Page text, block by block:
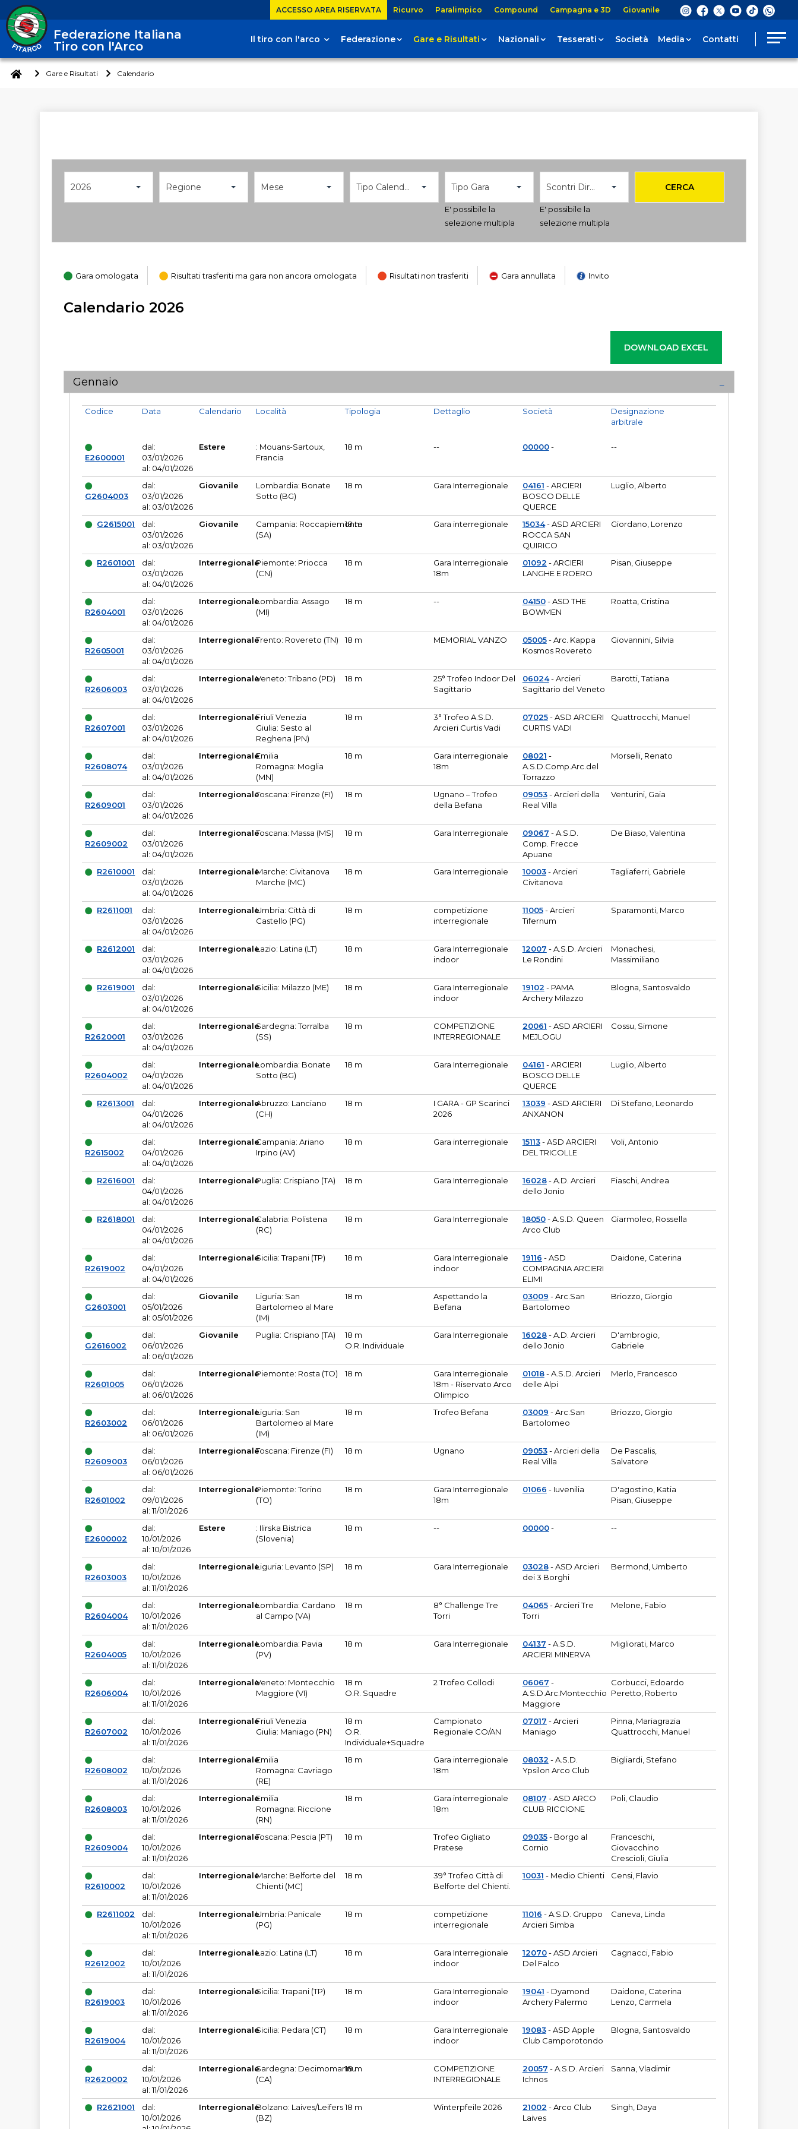
ACCESSO AREA RISERVATA Ricurvo Paralimpico Compound Campagna e 3D Giovanile
Federazione Italiana
Tiro con l'Arco
Il tiro con l'arco Federazione Gare e Risultati Nazionali Tesserati Società Media Contatti
Gare e Risultati Calendario
2026 Regione Mese Tipo Calendario Tipo Gara
E' possibile la
selezione multipla
Scontri Diretti
E' possibile la
selezione multipla
CERCA
Gara omologata Risultati trasferiti ma gara non ancora omologata Risultati non trasferiti Gara annullata Invito
Calendario 2026
Gennaio
Codice
E2600001
Data
dal:
03/01/2026
al: 04/01/2026
Calendario
Estere
Località
: Mouans-Sartoux,
Francia
Tipologia
18 m
Dettaglio
--
Società
00000-
Designazione
arbitrale
--
G2604003
dal:
03/01/2026
al: 03/01/2026
Giovanile
Lombardia: Bonate
Sotto (BG)
18 m Gara Interregionale 04161 - ARCIERI
BOSCO DELLE
QUERCE
Luglio, Alberto
G2615001
dal:
03/01/2026
al: 03/01/2026
Giovanile
Campania: Roccapiemonte
(SA)
18 m Gara interregionale 15034- ASD ARCIERI
ROCCA SAN
QUIRICO
Giordano, Lorenzo
R2601001
dal:
03/01/2026
al: 04/01/2026
InterregionalePiemonte: Priocca
(CN)
18 m
Gara Interregionale
18m
01092 - ARCIERI
LANGHE E ROERO
Pisan, Giuseppe
R2604001
dal:
03/01/2026
al: 04/01/2026
InterregionaleLombardia: Assago
(MI)
18 m -- 04150- ASD THE
BOWMEN
Roatta, Cristina
R2605001
dal:
03/01/2026
al: 04/01/2026
InterregionaleTrento: Rovereto (TN) 18 m MEMORIAL VANZO 05005- Arc. Kappa
Kosmos Rovereto
Giovannini, Silvia
R2606003
dal:
03/01/2026
al: 04/01/2026
InterregionaleVeneto: Tribano (PD) 18 m
25° Trofeo Indoor Del
Sagittario
06024- Arcieri
Sagittario del Veneto
Barotti, Tatiana
R2607001
dal:
03/01/2026
al: 04/01/2026
InterregionaleFriuli Venezia
Giulia: Sesto al
Reghena (PN)
18 m
3° Trofeo A.S.D.
Arcieri Curtis Vadi
07025- ASD ARCIERI
CURTIS VADI
Quattrocchi, Manuel
R2608074
dal:
03/01/2026
al: 04/01/2026
InterregionaleEmilia
Romagna: Moglia
(MN)
18 m
Gara interregionale
18m
08021 -
A.S.D.Comp.Arc.del
Torrazzo
Morselli, Renato
R2609001
dal:
03/01/2026
al: 04/01/2026
InterregionaleToscana: Firenze (FI) 18 m
Ugnano – Trofeo
della Befana
09053- Arcieri della
Real Villa
Venturini, Gaia
R2609002
dal:
03/01/2026
al: 04/01/2026
InterregionaleToscana: Massa (MS) 18 m Gara Interregionale 09067 - A.S.D.
Comp. Frecce
Apuane
De Biaso, Valentina
R2610001
dal:
03/01/2026
al: 04/01/2026
InterregionaleMarche: Civitanova
Marche (MC)
18 m Gara Interregionale 10003- Arcieri
Civitanova
Tagliaferri, Gabriele
R2611001
dal:
03/01/2026
al: 04/01/2026
InterregionaleUmbria: Città di
Castello (PG)
18 m
competizione
interregionale
11005- Arcieri
Tifernum
Sparamonti, Marco
R2612001
dal:
03/01/2026
al: 04/01/2026
InterregionaleLazio: Latina (LT) 18 m
Gara Interregionale
indoor
12007 - A.S.D. Arcieri
Le Rondini
Monachesi,
Massimiliano
R2619001
dal:
03/01/2026
al: 04/01/2026
InterregionaleSicilia: Milazzo (ME) 18 m
Gara Interregionale
indoor
19102 - PAMA
Archery Milazzo
Blogna, Santosvaldo
R2620001
dal:
03/01/2026
al: 04/01/2026
InterregionaleSardegna: Torralba
(SS)
18 m
COMPETIZIONE
INTERREGIONALE
20061 - ASD ARCIERI
MEJLOGU
Cossu, Simone
R2604002
dal:
04/01/2026
al: 04/01/2026
InterregionaleLombardia: Bonate
Sotto (BG)
18 m Gara Interregionale 04161 - ARCIERI
BOSCO DELLE
QUERCE
Luglio, Alberto
R2613001
dal:
04/01/2026
al: 04/01/2026
InterregionaleAbruzzo: Lanciano
(CH)
18 m
I GARA - GP Scarinci
2026
13039 - ASD ARCIERI
ANXANON
Di Stefano, Leonardo
R2615002
dal:
04/01/2026
al: 04/01/2026
InterregionaleCampania: Ariano
Irpino (AV)
18 m Gara interregionale 15113- ASD ARCIERI
DEL TRICOLLE
Voli, Antonio
R2616001
dal:
04/01/2026
al: 04/01/2026
InterregionalePuglia: Crispiano (TA) 18 m Gara Interregionale 16028- A.D. Arcieri
dello Jonio
Fiaschi, Andrea
R2618001
dal:
04/01/2026
al: 04/01/2026
InterregionaleCalabria: Polistena
(RC)
18 m Gara Interregionale 18050- A.S.D. Queen
Arco Club
Giarmoleo, Rossella
R2619002
dal:
04/01/2026
al: 04/01/2026
InterregionaleSicilia: Trapani (TP) 18 m
Gara Interregionale
indoor
19116 - ASD
COMPAGNIA ARCIERI
ELIMI
Daidone, Caterina
G2603001
dal:
05/01/2026
al: 05/01/2026
Giovanile
Liguria: San
Bartolomeo al Mare
(IM)
18 m
Aspettando la
Befana
03009 - Arc.San
Bartolomeo
Briozzo, Giorgio
G2616002
dal:
06/01/2026
al: 06/01/2026
Giovanile Puglia: Crispiano (TA)
18 m
O.R. Individuale
Gara Interregionale 16028- A.D. Arcieri
dello Jonio
D'ambrogio,
Gabriele
R2601005
dal:
06/01/2026
al: 06/01/2026
InterregionalePiemonte: Rosta (TO) 18 m
Gara Interregionale
18m - Riservato Arco
Olimpico
01018- A.S.D. Arcieri
delle Alpi
Merlo, Francesco
R2603002
dal:
06/01/2026
al: 06/01/2026
InterregionaleLiguria: San
Bartolomeo al Mare
(IM)
18 m Trofeo Befana 03009 - Arc.San
Bartolomeo
Briozzo, Giorgio
R2609003
dal:
06/01/2026
al: 06/01/2026
InterregionaleToscana: Firenze (FI) 18 m Ugnano 09053- Arcieri della
Real Villa
De Pascalis,
Salvatore
R2601002
dal:
09/01/2026
al: 11/01/2026
InterregionalePiemonte: Torino
(TO)
18 m
Gara Interregionale
18m
01066 - Iuvenilia
D'agostino, Katia
Pisan, Giuseppe
E2600002
dal:
10/01/2026
al: 10/01/2026
Estere
: Ilirska Bistrica
(Slovenia)
18 m -- 00000- --
R2603003
dal:
10/01/2026
al: 11/01/2026
InterregionaleLiguria: Levanto (SP) 18 m Gara Interregionale 03028- ASD Arcieri
dei 3 Borghi
Bermond, Umberto
R2604004
dal:
10/01/2026
al: 11/01/2026
InterregionaleLombardia: Cardano
al Campo (VA)
18 m
8° Challenge Tre
Torri
04065- Arcieri Tre
Torri
Melone, Fabio
R2604005
dal:
10/01/2026
al: 11/01/2026
InterregionaleLombardia: Pavia
(PV)
18 m Gara Interregionale 04137 - A.S.D.
ARCIERI MINERVA
Migliorati, Marco
R2606004
dal:
10/01/2026
al: 11/01/2026
InterregionaleVeneto: Montecchio
Maggiore (VI)
18 m
O.R. Squadre
2 Trofeo Collodi 06067 -
A.S.D.Arc.Montecchio
Maggiore
Corbucci, Edoardo
Peretto, Roberto
R2607002
dal:
10/01/2026
al: 11/01/2026
InterregionaleFriuli Venezia
Giulia: Maniago (PN)
18 m
O.R.
Individuale+Squadre
Campionato
Regionale CO/AN
07017 - Arcieri
Maniago
Pinna, Mariagrazia
Quattrocchi, Manuel
R2608002
dal:
10/01/2026
al: 11/01/2026
InterregionaleEmilia
Romagna: Cavriago
(RE)
18 m
Gara interregionale
18m
08032 - A.S.D.
Ypsilon Arco Club
Bigliardi, Stefano
R2608003
dal:
10/01/2026
al: 11/01/2026
InterregionaleEmilia
Romagna: Riccione
(RN)
18 m
Gara interregionale
18m
08107 - ASD ARCO
CLUB RICCIONE
Poli, Claudio
R2609004
dal:
10/01/2026
al: 11/01/2026
InterregionaleToscana: Pescia (PT) 18 m
Trofeo Gigliato
Pratese
09035- Borgo al
Cornio
Franceschi,
Giovacchino
Crescioli, Giulia
R2610002
dal:
10/01/2026
al: 11/01/2026
InterregionaleMarche: Belforte del
Chienti (MC)
18 m
39° Trofeo Città di
Belforte del Chienti.
10031 - Medio Chienti Censi, Flavio
R2611002
dal:
10/01/2026
al: 11/01/2026
InterregionaleUmbria: Panicale
(PG)
18 m
competizione
interregionale
11016 - A.S.D. Gruppo
Arcieri Simba
Caneva, Linda
R2612002
dal:
10/01/2026
al: 11/01/2026
InterregionaleLazio: Latina (LT) 18 m
Gara Interregionale
indoor
12070- ASD Arcieri
Del Falco
Cagnacci, Fabio
R2619003
dal:
10/01/2026
al: 11/01/2026
InterregionaleSicilia: Trapani (TP) 18 m
Gara Interregionale
indoor
19041 - Dyamond
Archery Palermo
Daidone, Caterina
Lenzo, Carmela
R2619004
dal:
10/01/2026
al: 11/01/2026
InterregionaleSicilia: Pedara (CT) 18 m
Gara Interregionale
indoor
19083- ASD Apple
Club Camporotondo
Blogna, Santosvaldo
R2620002
dal:
10/01/2026
al: 11/01/2026
InterregionaleSardegna: Decimomannu
(CA)
18 m
COMPETIZIONE
INTERREGIONALE
20057 - A.S.D. Arcieri
Ichnos
Sanna, Vladimir
R2621001
dal:
10/01/2026
InterregionaleBolzano: Laives/Leifers
(BZ)
18 m Winterpfeile 2026 21002 - Arco Club
Laives
Singh, Daya